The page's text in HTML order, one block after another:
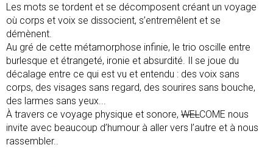
Les mots se tordent et se décomposent créant un voyage
où corps et voix se dissocient, s’entremêlent et se
démènent.
Au gré de cette métamorphose infinie, le trio oscille entre
burlesque et étrangeté, ironie et absurdité. Il se joue du
décalage entre ce qui est vu et entendu : des voix sans
corps, des visages sans regard, des sourires sans bouche,
des larmes sans yeux...
À travers ce voyage physique et sonore, WELCOME nous
invite avec beaucoup d’humour à aller vers l’autre et à nous
rassembler..